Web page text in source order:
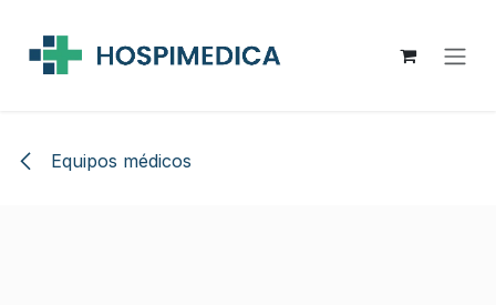
Equipos médicos